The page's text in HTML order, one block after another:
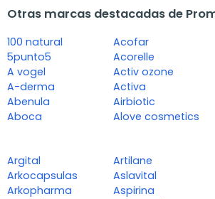
Otras marcas destacadas de
100 natural
5punto5
A vogel
A-derma
Abenula
Aboca
Acofar
Acorelle
Activ ozone
Activa
Airbiotic
Alove cosmetics
Argital
Arkocapsulas
Arkopharma
Artilane
Aslavital
Aspirina